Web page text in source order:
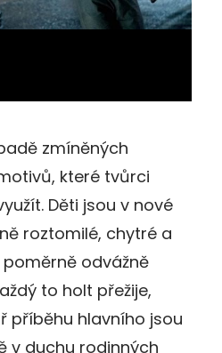
zmíněných
které tvůrci
Děti jsou v nové
roztomilé, chytré a
poměrně odvážně
to holt přežije,
příběhu hlavního jsou
v duchu rodinných